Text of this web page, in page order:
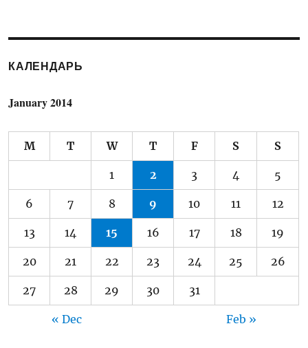
КАЛЕНДАРЬ
January 2014
M T W T F S S
1 2 3 4 5
6 7 8 9 10 11 12
13 14 15 16 17 18 19
20 21 22 23 24 25 26
27 28 29 30 31
« Dec Feb »